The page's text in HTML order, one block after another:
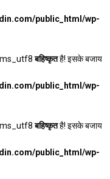
public_html/wp-
बहिष्कृतहै! इसके बजाय
public_html/wp-
बहिष्कृतहै! इसके बजाय
public_html/wp-